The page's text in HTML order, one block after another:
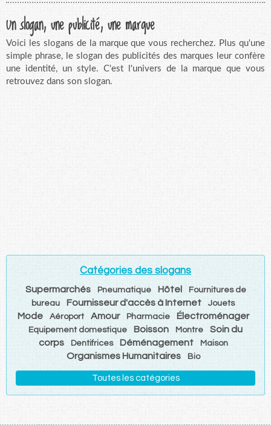
Un slogan, une publicité, une marque
Voici les slogans de la marque que vous recherchez. Plus qu'une
simple phrase, le slogan des publicités des marques leur confère
une identité, un style. C'est l'univers de la marque que vous
retrouvez dans son slogan.
Catégories des slogans
Supermarchés Pneumatique Hôtel
Fournitures de
bureau
Fournisseur d'accès à Internet Jouets
Mode Aéroport Amour Pharmacie Électroménager
Equipement domestique Boisson Montre
Soin du
corps
Dentifrices Déménagement Maison
Organismes Humanitaires Bio
Toutes les catégories